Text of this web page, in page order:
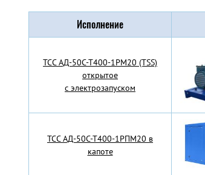
Исполнение
TCC АД-50С-Т400-1РМ20 (TSS)
открытое
с электрозапуском
TCC АД-50С-Т400-1РПМ20 в
капоте